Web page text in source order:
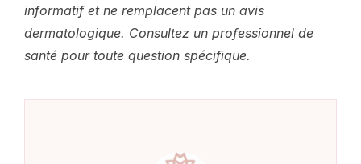
informatif et ne remplacent pas un avis
dermatologique. Consultez un professionnel de
santé pour toute question spécifique.